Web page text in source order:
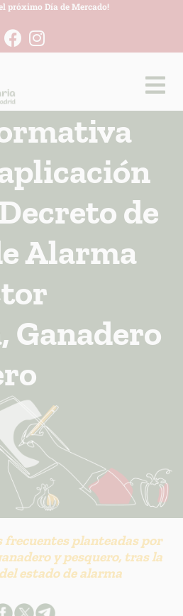
próximo Día de Mercado!
de
Alarma
Ganadero
frecuentes planteadas por
y pesquero, tras la
estado de alarma
PROTECCIÓN DE TUS DATOS